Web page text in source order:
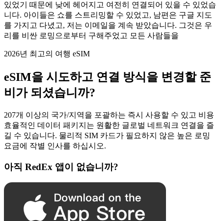
있었기 때문에 낮에 헤어지고 여전히 연결되어 있을 수 있었습
니다. 아이들은 쇼를 스트리밍할 수 있었고, 남편은 구글 지도
를 가지고 다녔고, 저는 이메일을 계속 받았습니다. 그것은 우
리를 비싼 로밍으로부터 구해주었고 모든 사람들을
2026년 최고의 여행 eSIM
eSIM을 시도하고 연결 방식을 변경할 준
비가 되셨습니까?
207개 이상의 국가/지역을 포괄하는 즉시 사용할 수 있고 비용
효율적인 데이터 패키지는 원활한 글로벌 네트워크 연결을 즐
길 수 있습니다. 물리적 SIM 카드가 필요하지 않은 높은 로밍
요금에 작별 인사를 하십시오.
아직 RedEx 앱이 없습니까?